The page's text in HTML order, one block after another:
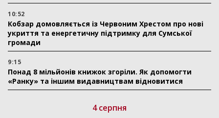
10:52
Кобзар домовляється із Червоним Хрестом про нові
укриття та енергетичну підтримку для Сумської
громади
9:15
Понад 8 мільйонів книжок згоріли. Як допомогти
«Ранку» та іншим видавництвам відновитися
4 серпня